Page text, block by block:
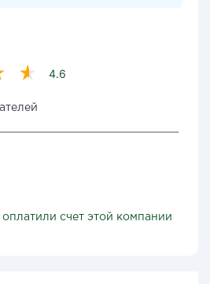
4.6
счет этой компании